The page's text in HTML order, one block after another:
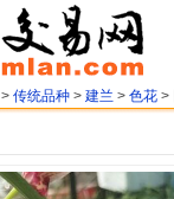
> 传统品种 > 建兰 > 色花 >